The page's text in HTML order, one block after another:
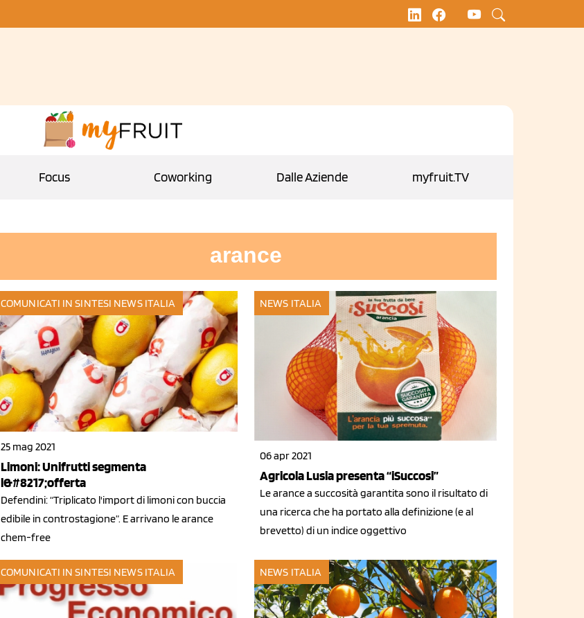
Focus Coworking Dalle Aziende myfruit.TV
arance
COMUNICATI IN SINTESI NEWS ITALIA
25 mag 2021
Limoni: Unifrutti segmenta
l&#8217;offerta
Defendini: “Triplicato l'import di limoni con buccia
edibile in controstagione”. E arrivano le arance
chem-free
NEWS ITALIA
06 apr 2021
Agricola Lusia presenta “iSuccosi”
Le arance a succosità garantita sono il risultato di
una ricerca che ha portato alla definizione (e al
brevetto) di un indice oggettivo
COMUNICATI IN SINTESI NEWS ITALIA NEWS ITALIA